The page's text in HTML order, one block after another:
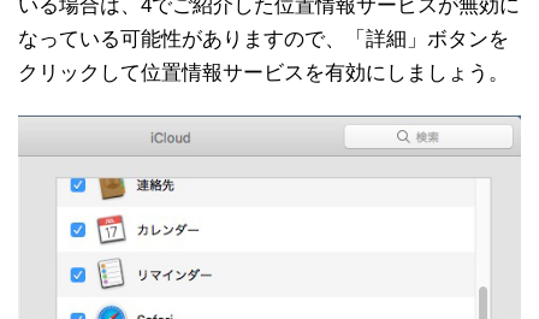
いる場合は、4でご紹介した位置情報サービスが無効に
なっている可能性がありますので、「詳細」ボタンを
クリックして位置情報サービスを有効にしましょう。